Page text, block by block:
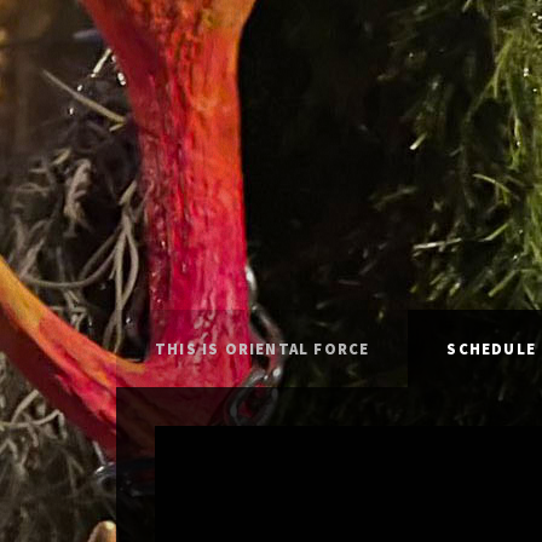
THIS IS ORIENTAL FORCE SCHEDULE